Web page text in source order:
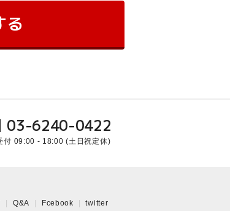
る
03-6240-0422
付 09:00 - 18:00(土日祝定休)
Q&A Fcebook twitter